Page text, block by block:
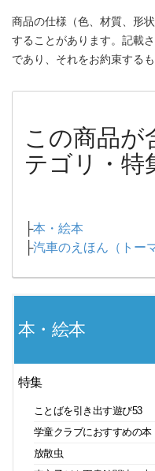
商品の仕様（色、材質、形
することがあります。記載
であり、それをお約束する
この商品が
テゴリ・特
├本・絵本
├汽車のえほん（トー
本・絵本
特集
ことばを引き出す遊び53
学童クラブにおすすめの本
放散虫